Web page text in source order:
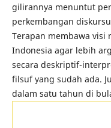
gilirannya menuntut
perkembangan
Terapan membawa visi
Indonesia agar lebih
secara deskriptif-
filsuf yang sudah ada.
dalam satu tahun di